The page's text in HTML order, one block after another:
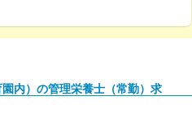
内）の管理栄養士（常勤）求